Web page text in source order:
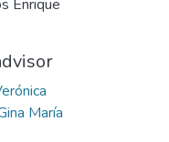
Enrique
María